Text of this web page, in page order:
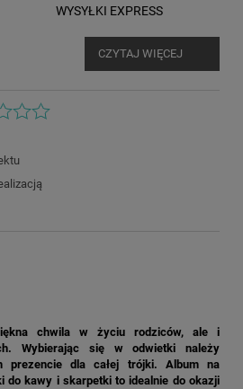
WYSYŁKI EXPRESS
CZYTAJ WIĘCEJ
chwila w życiu rodziców, ale i
Wybierając się w odwietki należy
prezencie dla całej trójki. Album na
do kawy i skarpetki to idealnie do okazji